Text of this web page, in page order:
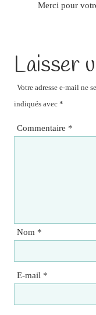
Merci pour
Laisser
Votre adresse e-mail ne
indiqués avec *
Commentaire *
Nom *
E-mail *